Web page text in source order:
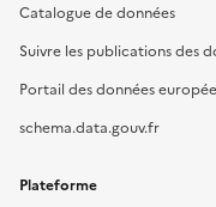
Catalogue de données
Suivre les publications des
Portail des données
schema.data.gouv.fr
Plateforme